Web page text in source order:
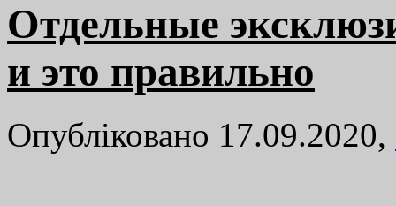
Отдельные
и это правильно
Опубліковано 17.09.2020,